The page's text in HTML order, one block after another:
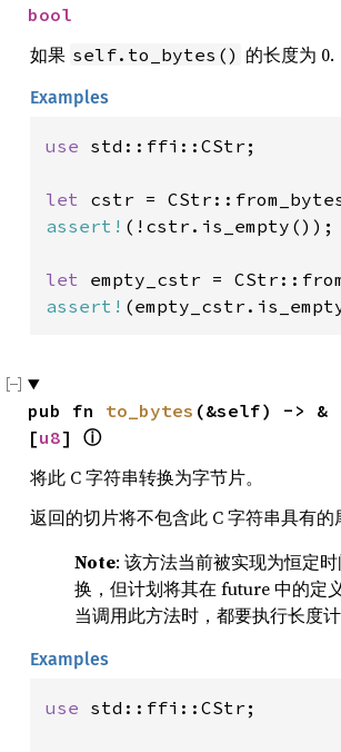
bool
如果 self.to_bytes() 的长度为 0.
Examples
use std::ffi::CStr;
let cstr =
assert! (!cstr.is_empty());
let empty_cstr =
assert!
pub fn to_bytes (&self) -> &
[u8] ⓘ
将此 C 字符串转换为字节片。
返回的切片将不包含此 C 字符串具有的
Note: 该方法当前被实现为恒定
换，但计划将其在 future 中的定
当调用此方法时，都要执行长度计
Examples
use std::ffi::CStr;